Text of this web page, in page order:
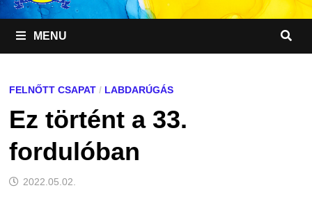
MENU
FELNŐTT CSAPAT/ LABDARÚGÁS
Ez történt a 33.
fordulóban
2022.05.02.